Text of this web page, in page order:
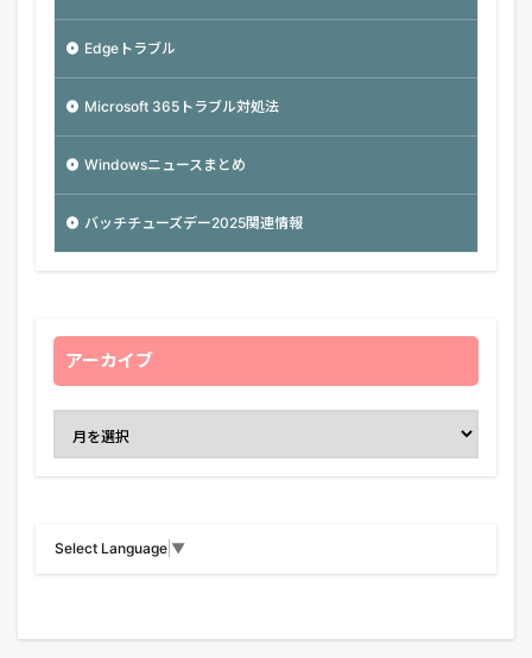
Edgeトラブル
Microsoft 365トラブル対処法
Windowsニュースまとめ
バッチチューズデー2025関連情報
アーカイブ
Select Language ▼